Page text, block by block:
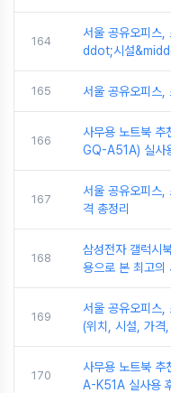
164
서울 공유오피스,
ddot;시설
165 서울 공유오피스,
166
사무용 노트북
GQ-A51A) 실사
167
서울 공유오피스
격 총정리
168
삼성전자 갤럭
용으로 본 최고의
169
서울 공유오피스,
(위치, 시설, 가격
170
사무용 노트북
A-K51A 실사용